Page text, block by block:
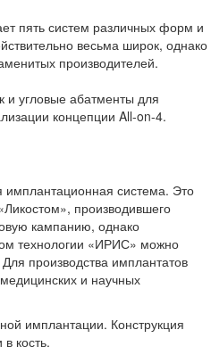
пять систем различных форм и
весьма широк, однако
производителей.
и угловые абатменты для
концепции All-on-4.
имплантационная система. Это
производившего
кампанию, однако
технологии «ИРИС» можно
производства имплантатов
и научных
имплантации. Конструкция
кость.